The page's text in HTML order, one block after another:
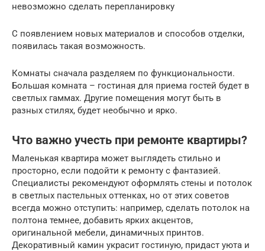
невозможно сделать перепланировку
С появлением новых материалов и способов отделки,
появилась такая возможность.
Комнаты сначала разделяем по функциональности.
Большая комната – гостиная для приема гостей будет в
светлых гаммах. Другие помещения могут быть в
разных стилях, будет необычно и ярко.
Что важно учесть при ремонте квартиры?
Маленькая квартира может выглядеть стильно и
просторно, если подойти к ремонту с фантазией.
Специалисты рекомендуют оформлять стены и потолок
в светлых пастельных оттенках, но от этих советов
всегда можно отступить: например, сделать потолок на
полтона темнее, добавить ярких акцентов,
оригинальной мебели, динамичных принтов.
Декоративный камин украсит гостиную, придаст уюта и